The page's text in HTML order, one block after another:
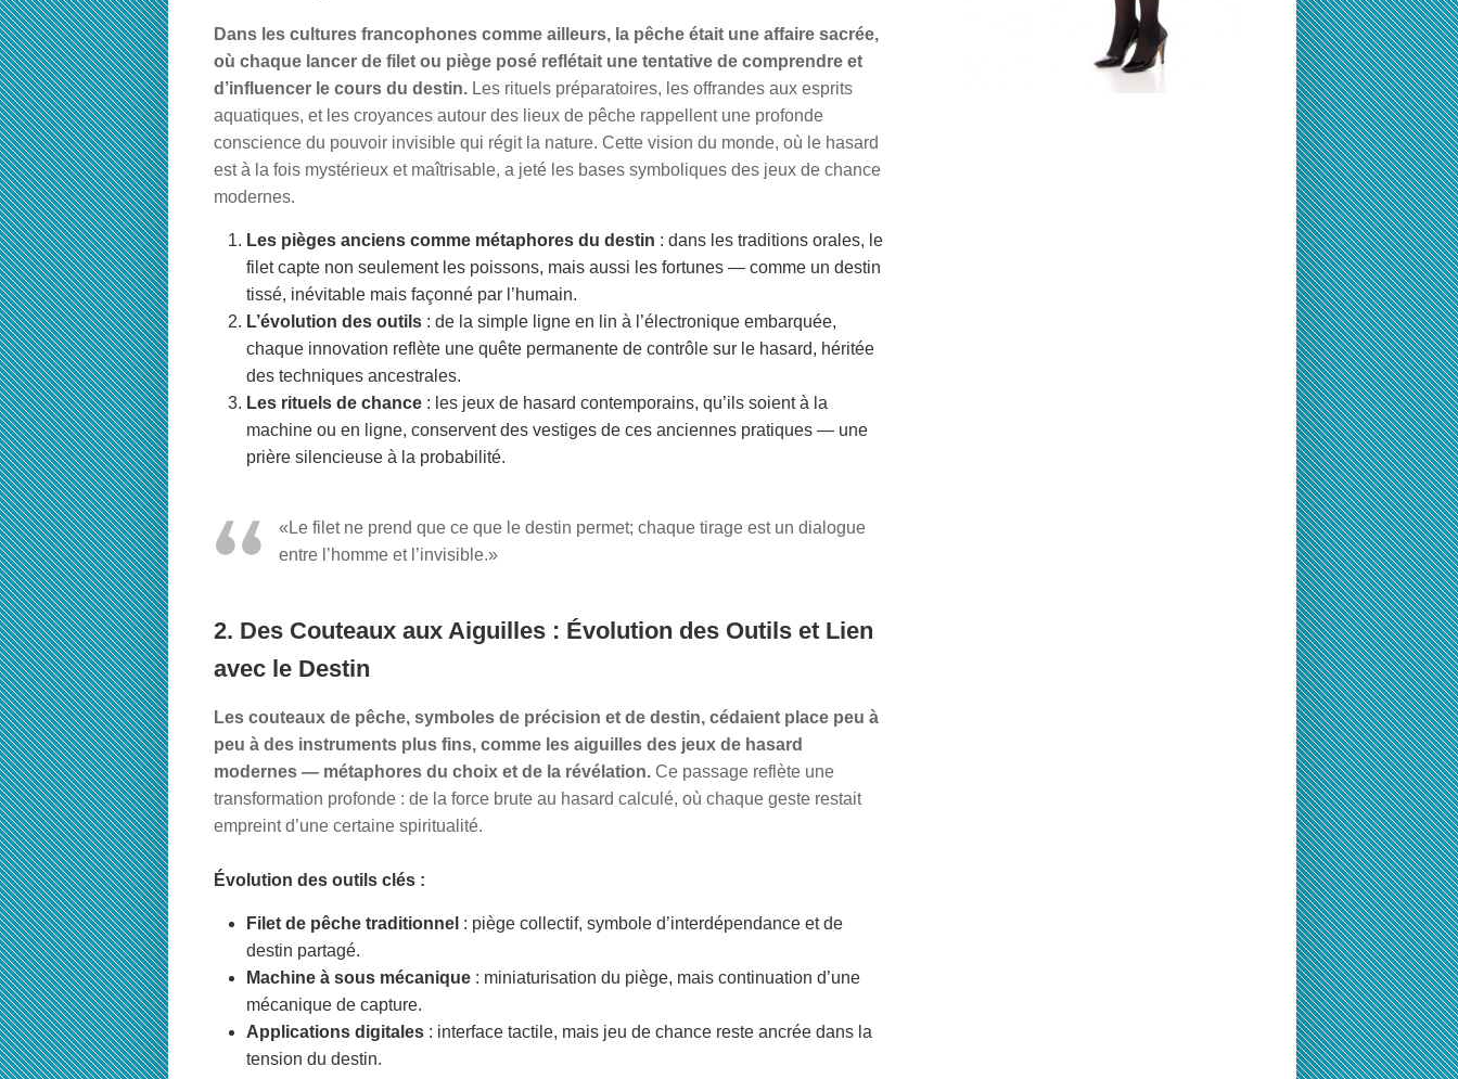
Dans les cultures francophones comme ailleurs, la pêche était une affaire sacrée,
où chaque lancer de filet ou piège posé reflétait une tentative de comprendre et
d’influencer le cours du destin. Les rituels préparatoires, les offrandes aux esprits
aquatiques, et les croyances autour des lieux de pêche rappellent une profonde
conscience du pouvoir invisible qui régit la nature. Cette vision du monde, où le hasard
est à la fois mystérieux et maîtrisable, a jeté les bases symboliques des jeux de chance
modernes.
Les pièges anciens comme métaphores du destin : dans les traditions orales, le
filet capte non seulement les poissons, mais aussi les fortunes — comme un destin
tissé, inévitable mais façonné par l’humain.
L’évolution des outils : de la simple ligne en lin à l’électronique embarquée,
chaque innovation reflète une quête permanente de contrôle sur le hasard, héritée
des techniques ancestrales.
Les rituels de chance : les jeux de hasard contemporains, qu’ils soient à la
machine ou en ligne, conservent des vestiges de ces anciennes pratiques — une
prière silencieuse à la probabilité.
«Le filet ne prend que ce que le destin permet; chaque tirage est un dialogue
entre l’homme et l’invisible.»
2. Des Couteaux aux Aiguilles : Évolution des Outils et Lien
avec le Destin
Les couteaux de pêche, symboles de précision et de destin, cédaient place peu à
peu à des instruments plus fins, comme les aiguilles des jeux de hasard
modernes — métaphores du choix et de la révélation. Ce passage reflète une
transformation profonde : de la force brute au hasard calculé, où chaque geste restait
empreint d’une certaine spiritualité.
Évolution des outils clés :
Filet de pêche traditionnel : piège collectif, symbole d’interdépendance et de
destin partagé.
Machine à sous mécanique : miniaturisation du piège, mais continuation d’une
mécanique de capture.
Applications digitales : interface tactile, mais jeu de chance reste ancrée dans la
tension du destin.